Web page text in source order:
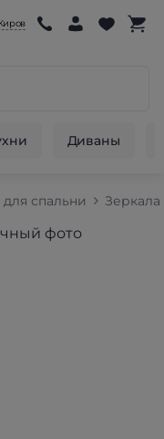
Диваны
спальни